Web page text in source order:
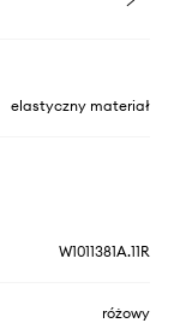
elastyczny materiał
W1011381A.11R
różowy